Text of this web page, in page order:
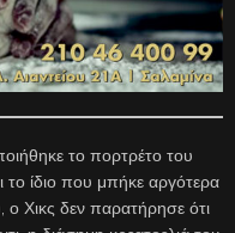
το πορτρέτο του
το ίδιο που μπήκε αργότερα
ο Χικς δεν παρατήρησε ότι